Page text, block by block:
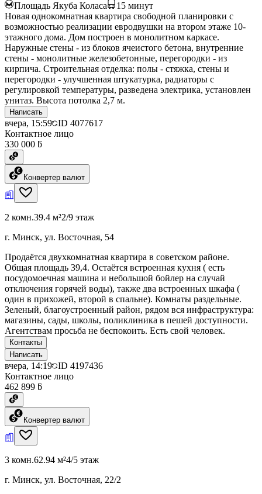
Площадь Якуба Коласа 15 минут
Новая однокомнатная квартира свободной планировки с
возможностью реализации евродвушки на втором этаже 10-
этажного дома. Дом построен в монолитном каркасе.
Наружные стены - из блоков ячеистого бетона, внутренние
стены - монолитные железобетонные, перегородки - из
кирпича. Строительная отделка: полы - стяжка, стены и
перегородки - улучшенная штукатурка, радиаторы с
регулировкой температуры, разведена электрика, установлен
унитаз. Высота потолка 2,7 м.
Написать
вчера, 15:59 ID 4077617
Контактное лицо
330 000 ƃ
Конвертер валют
2 комн.39.4 м²2/9 этаж
г. Минск, ул. Восточная, 54
Продаётся двухкомнатная квартира в советском районе.
Общая площадь 39,4. Остаётся встроенная кухня ( есть
посудомоечная машина и небольшой бойлер на случай
отключения горячей воды), также два встроенных шкафа (
один в прихожей, второй в спальне). Комнаты раздельные.
Зеленый, благоустроенный район, рядом вся инфраструктура:
магазины, сады, школы, поликлиника в пешей доступности.
Агентствам просьба не беспокоить. Есть свой человек.
Контакты
Написать
вчера, 14:19 ID 4197436
Контактное лицо
462 899 ƃ
Конвертер валют
3 комн.62.94 м²4/5 этаж
г. Минск, ул. Восточная, 22/2